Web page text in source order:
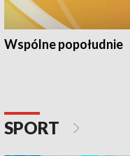
Wspólne popołudnie
SPORT